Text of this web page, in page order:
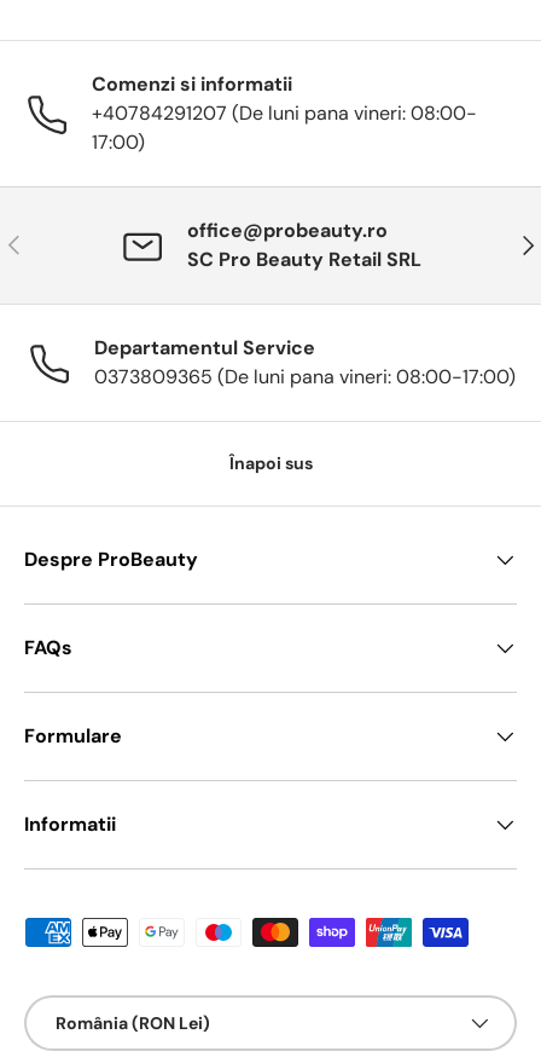
Comenzi si informatii
+40784291207 (De luni pana vineri: 08:00-
17:00)
Anterior
office@probeauty.ro
SC Pro Beauty Retail SRL
Departamentul Service
0373809365 (De luni pana vineri: 08:00-17:00)
Înapoi sus
Despre ProBeauty
FAQs
Formulare
Informatii
Metode de platā acceptate
Țarǎ/Regiune
România (RON Lei)